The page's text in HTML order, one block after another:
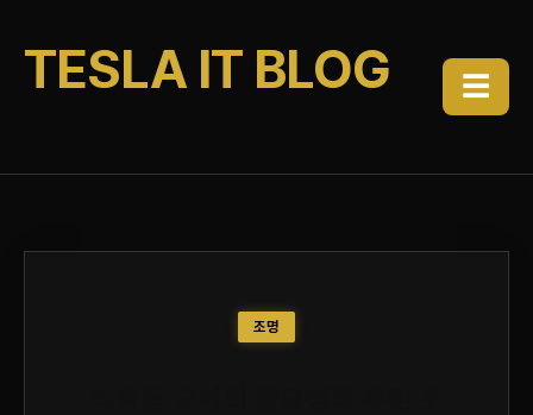
TESLA IT BLOG ☰
조명